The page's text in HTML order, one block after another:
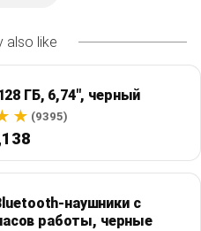
also like
ГБ, 6,74", черный
(9395)
наушники с
работы, черные